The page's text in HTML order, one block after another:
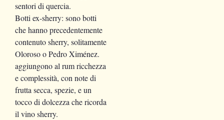
sentori di quercia.
Botti ex-sherry: sono botti
che hanno precedentemente
contenuto sherry, solitamente
Oloroso o Pedro Ximénez.
aggiungono al rum ricchezza
e complessità, con note di
frutta secca, spezie, e un
tocco di dolcezza che ricorda
il vino sherry.